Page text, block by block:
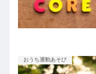
おうち運動あそび